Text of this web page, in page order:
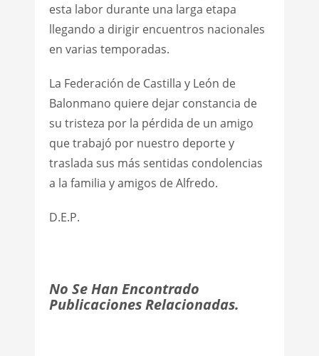
esta labor durante una larga etapa
llegando a dirigir encuentros nacionales
en varias temporadas.
La Federación de Castilla y León de
Balonmano quiere dejar constancia de
su tristeza por la pérdida de un amigo
que trabajó por nuestro deporte y
traslada sus más sentidas condolencias
a la familia y amigos de Alfredo.
D.E.P.
No Se Han Encontrado
Publicaciones Relacionadas.